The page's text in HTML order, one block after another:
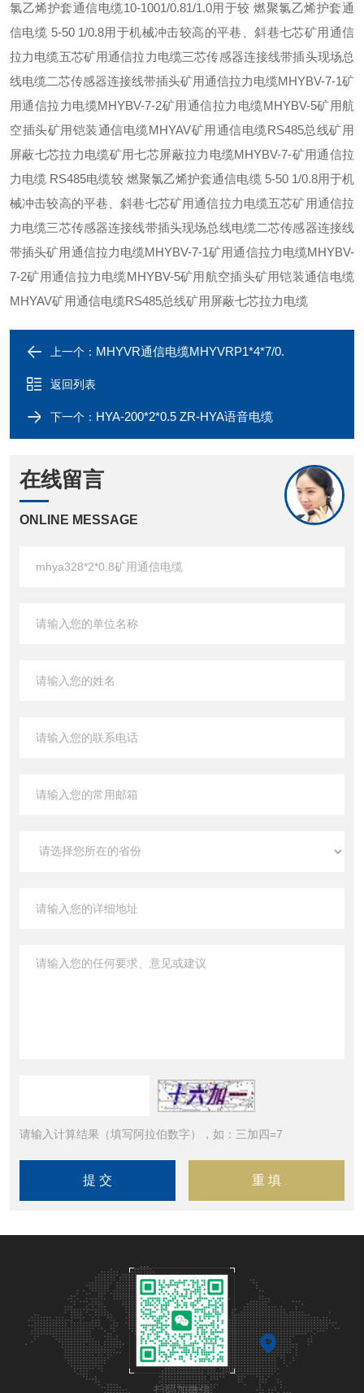
氯乙烯护套通信电缆10-1001/0.81/1.0用于较 燃聚氯乙烯护套通
信电缆 5-50 1/0.8用于机械冲击较高的平巷、斜巷七芯矿用通信
拉力电缆五芯矿用通信拉力电缆三芯传感器连接线带插头现场总
线电缆二芯传感器连接线带插头矿用通信拉力电缆MHYBV-7-1矿
用通信拉力电缆MHYBV-7-2矿用通信拉力电缆MHYBV-5矿用航
空插头矿用铠装通信电缆MHYAV矿用通信电缆RS485总线矿用
屏蔽七芯拉力电缆矿用七芯屏蔽拉力电缆MHYBV-7-矿用通信拉
力电缆 RS485电缆较 燃聚氯乙烯护套通信电缆 5-50 1/0.8用于机
械冲击较高的平巷、斜巷七芯矿用通信拉力电缆五芯矿用通信拉
力电缆三芯传感器连接线带插头现场总线电缆二芯传感器连接线
带插头矿用通信拉力电缆MHYBV-7-1矿用通信拉力电缆MHYBV-
7-2矿用通信拉力电缆MHYBV-5矿用航空插头矿用铠装通信电缆
MHYAV矿用通信电缆RS485总线矿用屏蔽七芯拉力电缆
上一个： MHYVR通信电缆MHYVRP1*4*7/0.
返回列表
下一个： HYA-200*2*0.5 ZR-HYA语音电缆
在线留言
ONLINE MESSAGE
请输入计算结果（填写阿拉伯数字），如：三加四=7
扫码加微信